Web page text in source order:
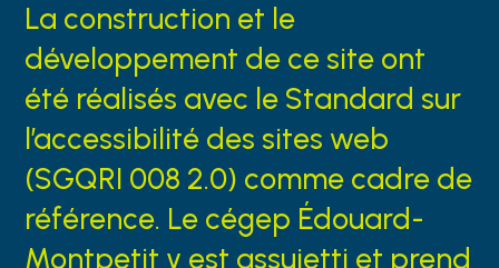
La construction et le
développement de ce site ont
été réalisés avec le Standard sur
l’accessibilité des sites web
(SGQRI 008 2.0) comme cadre de
référence. Le cégep Édouard-
Montpetit y est assujetti et prend